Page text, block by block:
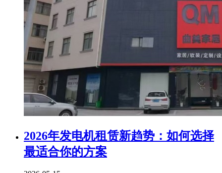
2026年发电机租赁新趋势：如何选择
最适合你的方案